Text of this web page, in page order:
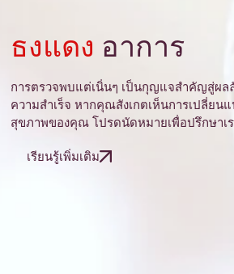
ธงแดง อาการ
การตรวจพบแต่เนิ่นๆ เป็นกุญแจสำคัญสู่ผล
ความสำเร็จ หากคุณสังเกตเห็นการเปลี่ยน
สุขภาพของคุณ โปรดนัดหมายเพื่อปรึกษาเ
เรียนรู้เพิ่มเติม